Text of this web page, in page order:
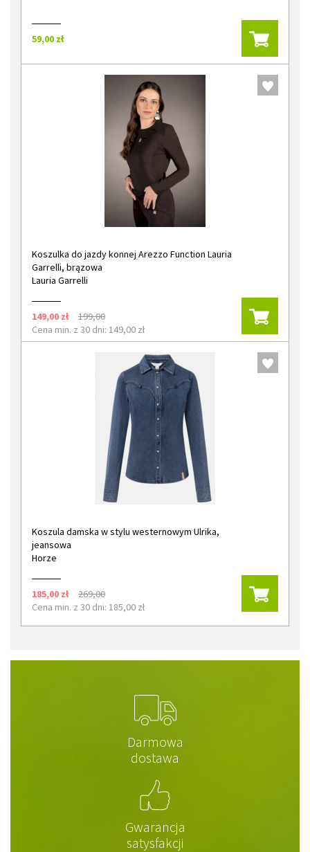
59,00 zł
Koszulka do jazdy konnej Arezzo Function Lauria
Garrelli, brązowa
Lauria Garrelli
149,00 zł
199,00
Cena min. z 30 dni: 149,00 zł
Koszula damska w stylu westernowym Ulrika,
jeansowa
Horze
185,00 zł
269,00
Cena min. z 30 dni: 185,00 zł
Darmowa
dostawa
Gwarancja
satysfakcji